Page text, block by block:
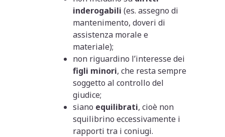
inderogabili (es. assegno di
mantenimento, doveri di
assistenza morale e
materiale);
non riguardino l’interesse dei
figli minori, che resta sempre
soggetto al controllo del
giudice;
siano equilibrati, cioè non
squilibrino eccessivamente i
rapporti tra i coniugi.